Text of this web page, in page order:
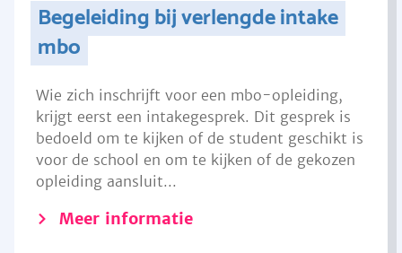
Begeleiding bij verlengde intake
mbo
Wie zich inschrijft voor een mbo-opleiding,
krijgt eerst een intakegesprek. Dit gesprek is
bedoeld om te kijken of de student geschikt is
voor de school en om te kijken of de gekozen
opleiding aansluit...
Meer informatie